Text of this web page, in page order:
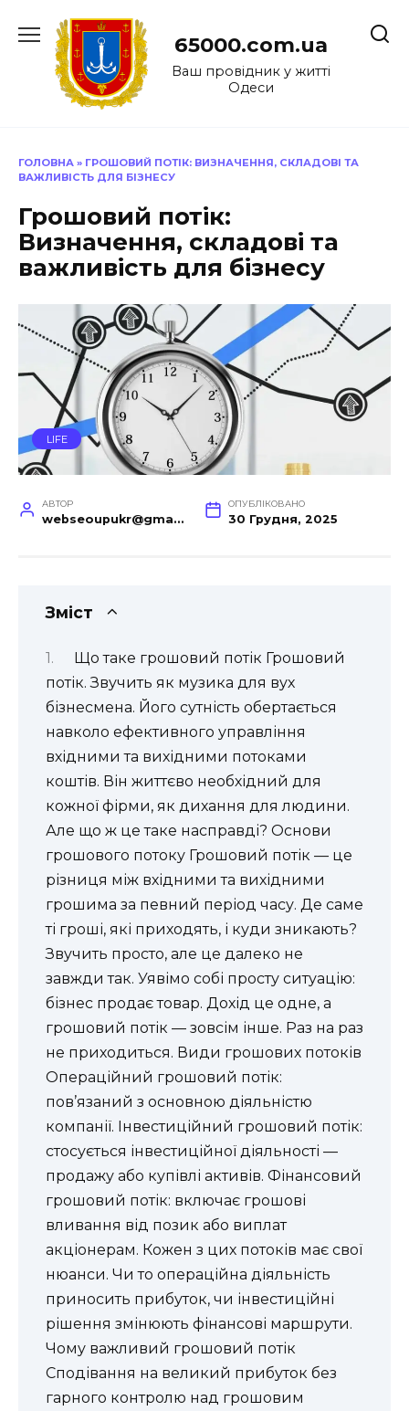
до
65000.com.ua
Ваш провідник у житті
Одеси
ГОЛОВНА » ГРОШОВИЙ ПОТІК: ВИЗНАЧЕННЯ, СКЛАДОВІ ТА
ВАЖЛИВІСТЬ ДЛЯ БІЗНЕСУ
Грошовий потік:
Визначення, складові та
важливість для бізнесу
LIFE
АВТОР
webseoupukr@gmail.com
ОПУБЛІКОВАНО
30 Грудня, 2025
Зміст
Що таке грошовий потік Грошовий
потік. Звучить як музика для вух
бізнесмена. Його сутність обертається
навколо ефективного управління
вхідними та вихідними потоками
коштів. Він життєво необхідний для
кожної фірми, як дихання для людини.
Але що ж це таке насправді? Основи
грошового потоку Грошовий потік — це
різниця між вхідними та вихідними
грошима за певний період часу. Де саме
ті гроші, які приходять, і куди зникають?
Звучить просто, але це далеко не
завжди так. Уявімо собі просту ситуацію:
бізнес продає товар. Дохід це одне, а
грошовий потік — зовсім інше. Раз на раз
не приходиться. Види грошових потоків
Операційний грошовий потік:
пов’язаний з основною діяльністю
компанії. Інвестиційний грошовий потік:
стосується інвестиційної діяльності —
продажу або купівлі активів. Фінансовий
грошовий потік: включає грошові
вливання від позик або виплат
акціонерам. Кожен з цих потоків має свої
нюанси. Чи то операційна діяльність
приносить прибуток, чи інвестиційні
рішення змінюють фінансові маршрути.
Чому важливий грошовий потік
Сподівання на великий прибуток без
гарного контролю над грошовим